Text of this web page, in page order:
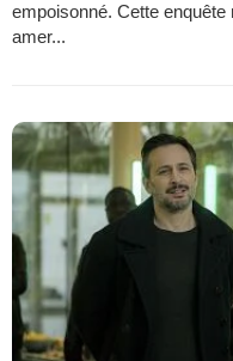
empoisonné. Cette
amer...